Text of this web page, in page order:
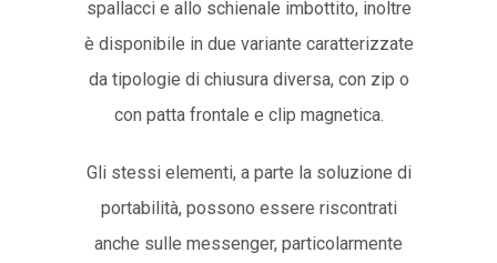
spallacci e allo schienale imbottito, inoltre
è disponibile in due variante caratterizzate
da tipologie di chiusura diversa, con zip o
con patta frontale e clip magnetica.
Gli stessi elementi, a parte la soluzione di
portabilità, possono essere riscontrati
anche sulle messenger, particolarmente